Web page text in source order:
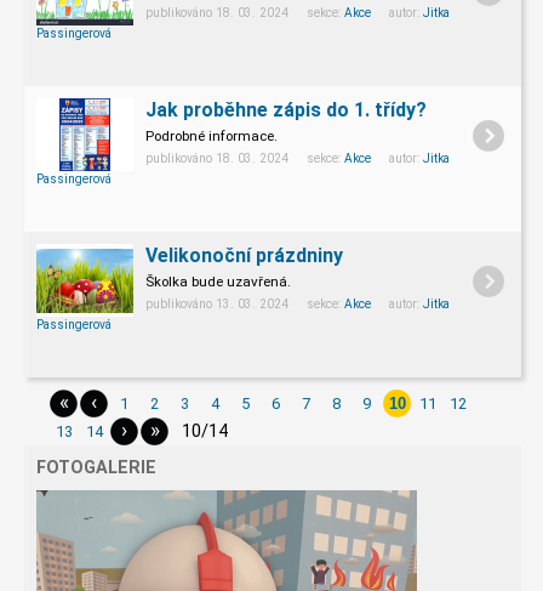
publikováno 18. 03. 2024 sekce: Akce autor: Jitka
Passingerová
Jak proběhne zápis do 1. třídy?
Podrobné informace.
publikováno 18. 03. 2024 sekce: Akce autor: Jitka
Passingerová
Velikonoční prázdniny
Školka bude uzavřená.
publikováno 13. 03. 2024 sekce: Akce autor: Jitka
Passingerová
« ‹ 1 2 3 4 5 6 7 8 9 10 11
12
13
14 › »
10/14
FOTOGALERIE